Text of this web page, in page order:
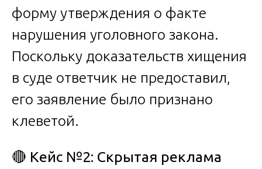
форму утверждения о факте
нарушения уголовного закона.
Поскольку доказательств хищения
в суде ответчик не предоставил,
его заявление было признано
клеветой.
🔴 Кейс №2: Скрытая реклама